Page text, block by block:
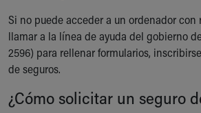
Si no puede acceder a un ordenador con
llamar a la línea de ayuda del gobierno de
2596) para rellenar formularios,
de seguros.
¿Cómo solicitar un seguro